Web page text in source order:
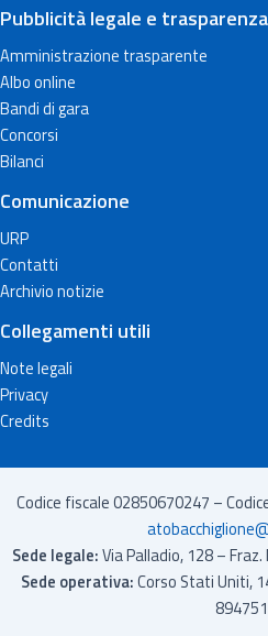
Pubblicità legale e trasparenza
Amministrazione trasparente
Albo online
Bandi di gara
Concorsi
Bilanci
Comunicazione
URP
Contatti
Archivio notizie
Collegamenti utili
Note legali
Privacy
Credits
Codice fiscale 02850670247 –
Sede legale:Via Palladio, 128 –
Sede operativa:Corso Stati Uniti,